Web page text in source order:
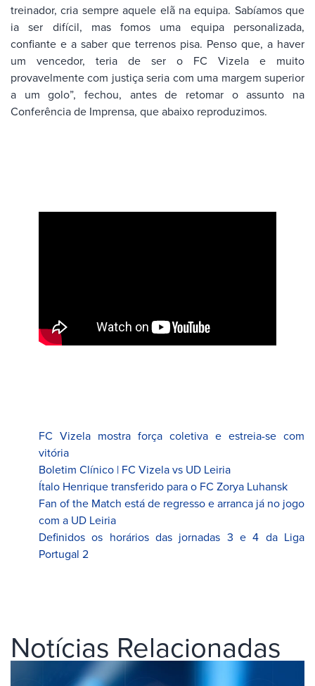
treinador, cria sempre aquele elã na equipa. Sabíamos que
ia ser difícil, mas fomos uma equipa personalizada,
confiante e a saber que terrenos pisa. Penso que, a haver
um vencedor, teria de ser o FC Vizela e muito
provavelmente com justiça seria com uma margem superior
a um golo”, fechou, antes de retomar o assunto na
Conferência de Imprensa, que abaixo reproduzimos.
FC Vizela mostra força coletiva e estreia-se com
vitória
Boletim Clínico | FC Vizela vs UD Leiria
Ítalo Henrique transferido para o FC Zorya Luhansk
Fan of the Match está de regresso e arranca já no jogo
com a UD Leiria
Definidos os horários das jornadas 3 e 4 da Liga
Portugal 2
Notícias Relacionadas